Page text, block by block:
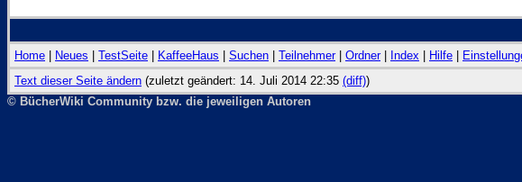
Home Neues TestSeite KaffeeHaus Suchen Teilnehmer| Ordner| Index Hilfe
Text dieser Seite ändern (zuletzt geändert: 14. Juli 2014 22:35 (diff))
© BücherWiki Community bzw. die jeweiligen Autoren